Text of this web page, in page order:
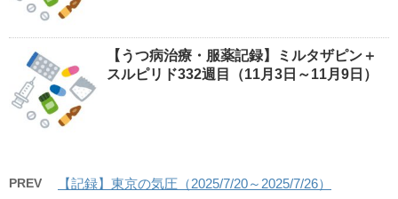
【うつ病治療・服薬記録】ミルタザピン＋
スルピリド332週目（11月3日～11月9日）
PREV 【記録】東京の気圧（2025/7/20～2025/7/26）